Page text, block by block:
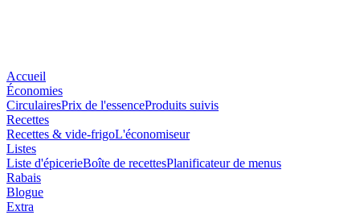
Accueil
Économies
CirculairesPrix de l'essenceProduits suivis
Recettes
Recettes & vide-frigoL'économiseur
Listes
Liste d'épicerieBoîte de recettesPlanificateur de menus
Rabais
Blogue
Extra